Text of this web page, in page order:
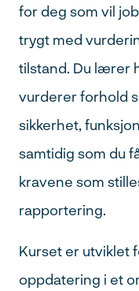
for deg som vil
trygt med
tilstand. Du lærer
vurderer forhold
sikkerhet,
samtidig som du
kravene som
rapportering.
Kurset er utviklet
oppdatering i et